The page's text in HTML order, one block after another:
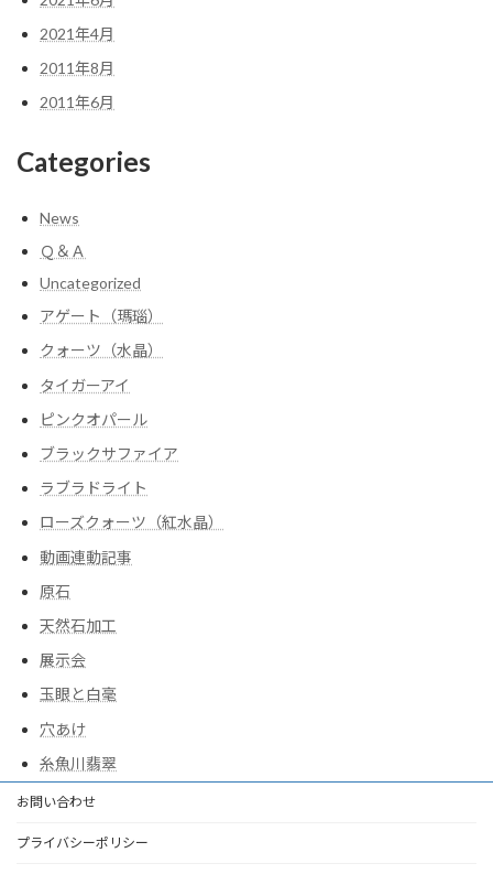
2021年4月
2011年8月
2011年6月
Categories
News
Ｑ＆Ａ
Uncategorized
アゲート（瑪瑙）
クォーツ（水晶）
タイガーアイ
ピンクオパール
ブラックサファイア
ラブラドライト
ローズクォーツ（紅水晶）
動画連動記事
原石
天然石加工
展示会
玉眼と白毫
穴あけ
糸魚川翡翠
お問い合わせ
プライバシーポリシー